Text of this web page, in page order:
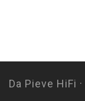
Da Pieve HiFi ·